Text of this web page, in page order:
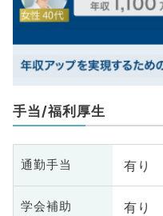
手当/福利厚生
通勤手当 有り
学会補助 有り